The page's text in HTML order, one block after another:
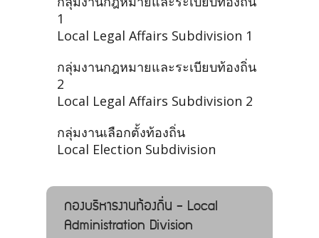
1
Local Legal Affairs Subdivision 1
กลุ่มงานกฎหมายและระเบียบท้องถิ่น
2
Local Legal Affairs Subdivision 2
กลุ่มงานเลือกตั้งท้องถิ่น
Local Election Subdivision
กองบริหารงานท้องถิ่น - Local
Administration Division